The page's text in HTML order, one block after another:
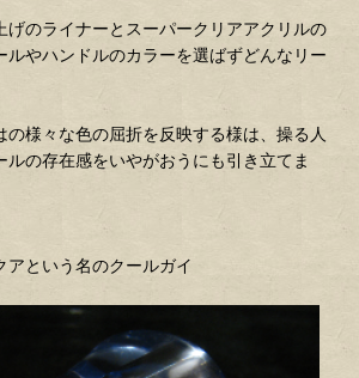
げのライナーとスーパークリアアクリルの
ルやハンドルのカラーを選ばずどんなリー
の様々な色の屈折を反映する様は、操る人
ルの存在感をいやがおうにも引き立てま
という名のクールガイ